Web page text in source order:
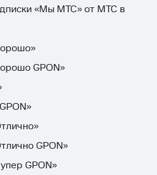
«Мы МТС» от МТС в
GPON»
GPON»
GPON»